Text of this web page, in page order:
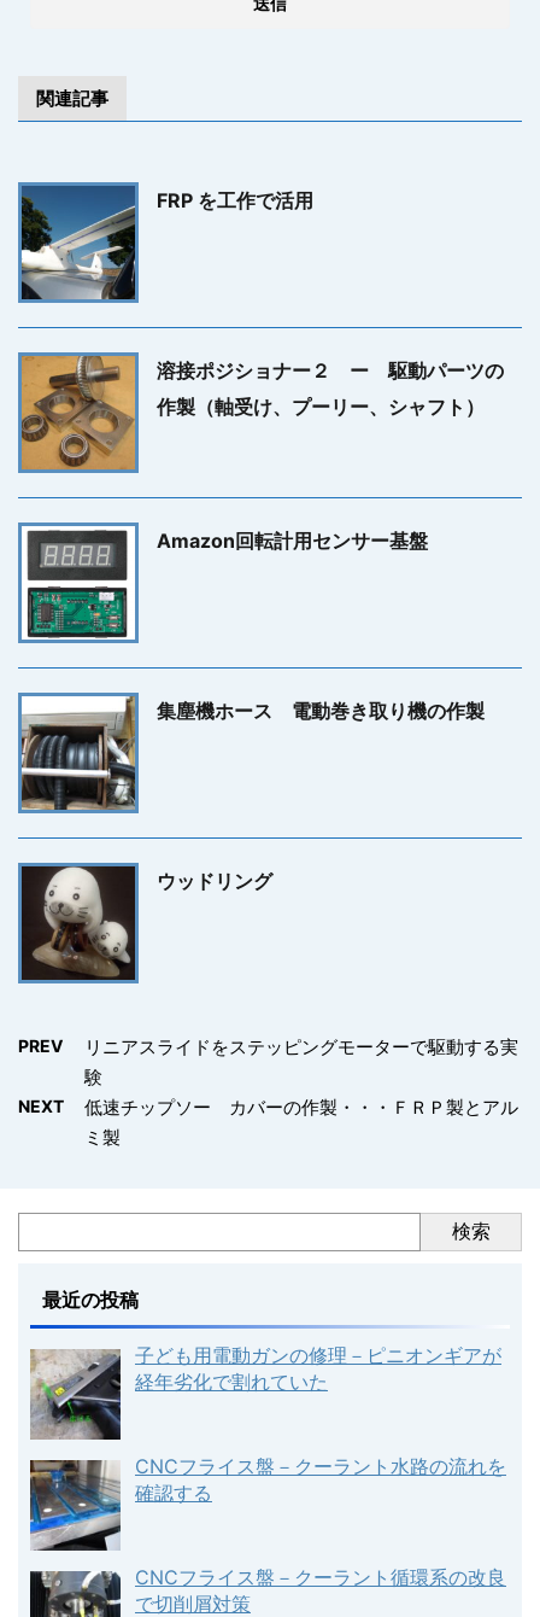
関連記事
FRP を工作で活用
溶接ポジショナー２ ー 駆動パーツの
作製（軸受け、プーリー、シャフト）
Amazon回転計用センサー基盤
集塵機ホース 電動巻き取り機の作製
ウッドリング
PREV
リニアスライドをステッピングモーターで駆動する実
験
NEXT
低速チップソー カバーの作製・・・ＦＲＰ製とアル
ミ製
検索
最近の投稿
子ども用電動ガンの修理－ピニオンギアが
経年劣化で割れていた
CNCフライス盤－クーラント水路の流れを
確認する
CNCフライス盤－クーラント循環系の改良
で切削屑対策